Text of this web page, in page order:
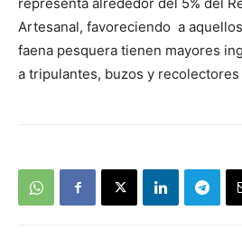
Artesanal, favoreciendo a
faena pesquera tienen mayores
a tripulantes, buzos y